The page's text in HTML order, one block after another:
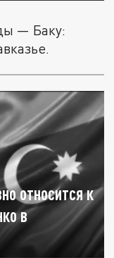
— Баку:
относится к
в